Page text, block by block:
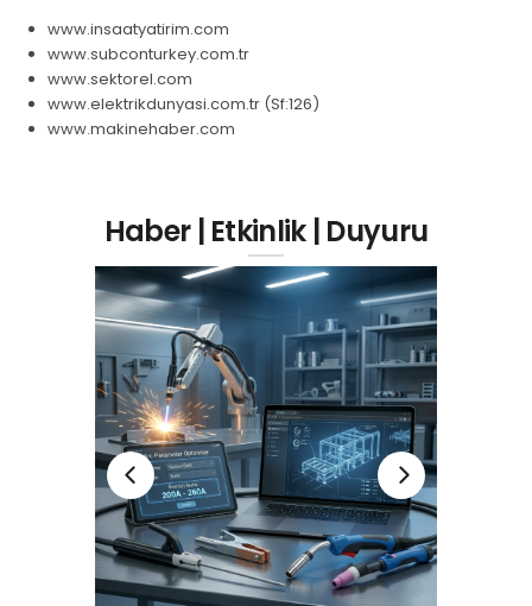
www.insaatyatirim.com
www.subconturkey.com.tr
www.sektorel.com
www.elektrikdunyasi.com.tr (Sf:126)
www.makinehaber.com
Haber | Etkinlik | Duyuru